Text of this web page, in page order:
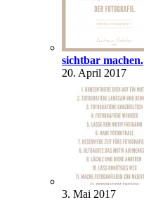
sichtbar machen.
20. April 2017
3. Mai 2017